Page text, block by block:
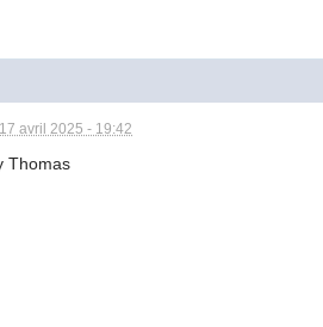
17 avril 2025 - 19:42
Thomas